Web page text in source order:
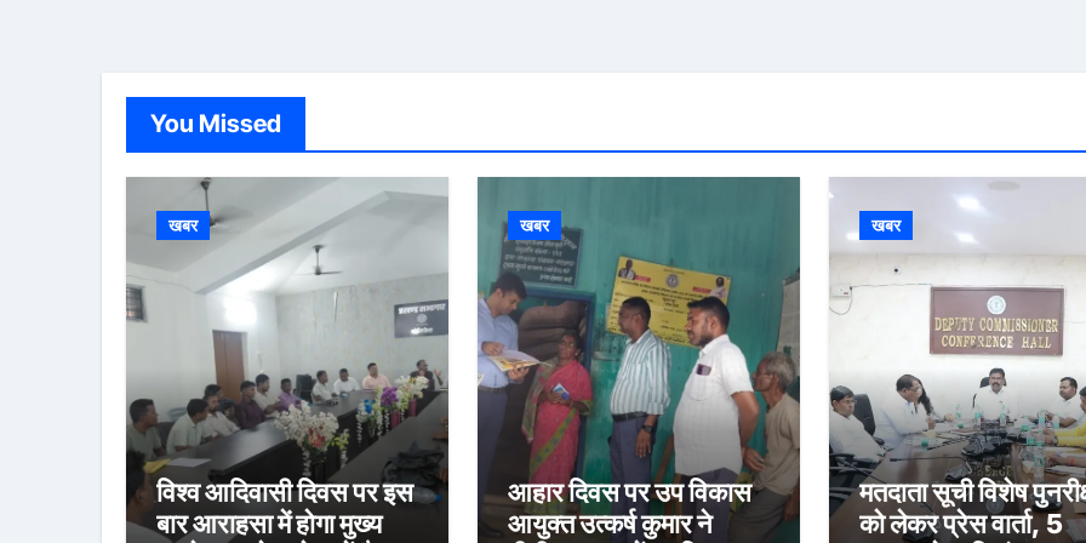
You Missed
खबर
विश्व आदिवासी दिवस पर इस
बार आराहसा में होगा मुख्य
खबर
आहार दिवस पर उप विकास
आयुक्त उत्कर्ष कुमार ने
खबर
मतदाता सूची विशेष
को लेकर प्रेस वार्ता, 5